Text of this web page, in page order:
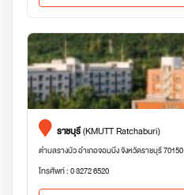
ราชบุรี(KMUTT Ratchaburi)
ตำบลรางบัว อำเภอจอมบึง จังหวัดราชบุรี 70150
โทรศัพท์ : 0 3272 6520